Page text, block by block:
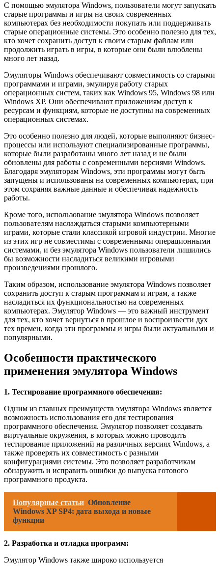
С помощью эмулятора Windows, пользователи могут запускать
старые программы и игры на своих современных
компьютерах без необходимости покупать или поддерживать
старые операционные системы. Это особенно полезно для тех,
кто хочет сохранить доступ к своим старым файлам или
продолжить играть в игры, в которые они были влюблены
много лет назад.
Эмуляторы Windows обеспечивают совместимость со старыми
программами и играми, эмулируя работу старых
операционных систем, таких как Windows 95, Windows 98 или
Windows XP. Они обеспечивают приложениям доступ к
ресурсам и функциям, которые не доступны на современных
операционных системах.
Это особенно полезно для людей, которые выполняют бизнес-
процессы или используют специализированные программы,
которые были разработаны много лет назад и не были
обновлены для работы с современными версиями Windows.
Благодаря эмуляторам Windows, эти программы могут быть
запущены и использованы на современных компьютерах, при
этом сохраняя важные данные и обеспечивая надежность
работы.
Кроме того, использование эмулятора Windows позволяет
пользователям наслаждаться старыми компьютерными
играми, которые стали классикой игровой индустрии. Многие
из этих игр не совместимы с современными операционными
системами, и без эмулятора Windows пользователи лишились
бы возможности насладиться великими игровыми
произведениями прошлого.
Таким образом, использование эмулятора Windows позволяет
сохранить доступ к старым программам и играм, а также
насладиться их функциональностью на современных
компьютерах. Эмулятор Windows — это важный инструмент
для тех, кто хочет вернуться в прошлое и воспроизвести дух
тех времен, когда эти программы и игры были актуальными и
популярными.
Особенности практического
применения эмулятора Windows
1. Тестирование программного обеспечения:
Одним из главных преимуществ эмулятора Windows является
возможность использования его для тестирования
программного обеспечения. Эмулятор позволяет создавать
виртуальные окружения, в которых можно проводить
тестирование приложений на различных версиях Windows, а
также проверять их совместимость с разными
конфигурациями системы. Это позволяет разработчикам
обнаружить и исправить ошибки до выпуска готового
программного продукта.
Популярные статьи Обновление
Windows XP SP4: дата выхода и новые
функции
2. Разработка и отладка программ:
Эмулятор Windows также широко используется